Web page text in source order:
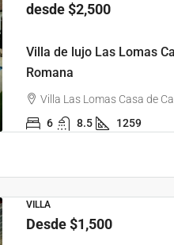
desde$2,500
Villa de lujo Las Lomas
Romana
Villa Las Lomas Casa de
6
8.5 1259
VILLA
Desde$1,500